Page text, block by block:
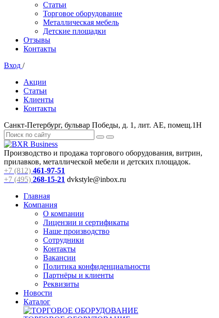
Статьи
Торговое оборудование
Металлическая мебель
Детские площадки
Отзывы
Контакты
Вход /
Акции
Статьи
Клиенты
Контакты
Санкт-Петербург, бульвар Победы, д. 1, лит. АЕ, помещ.1Н
Производство и продажа торгового оборудования, витрин,
прилавков, металлической мебели и детских площадок.
+7 (812) 461-97-51
+7 (495) 268-15-21 dvkstyle@inbox.ru
Главная
Компания
О компании
Лицензии и сертификаты
Наше производство
Сотрудники
Контакты
Вакансии
Политика конфиденциальности
Партнёры и клиенты
Реквизиты
Новости
Каталог